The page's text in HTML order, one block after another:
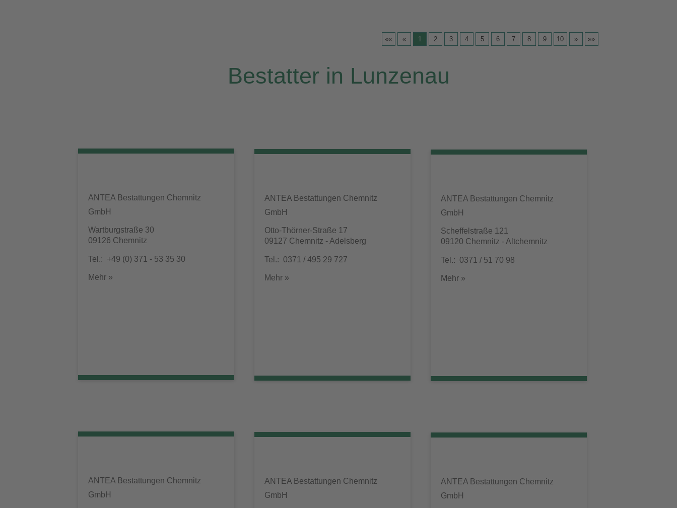
«« « 1 2 3 4 5 6 7 8 9 10 » »»
Bestatter in Lunzenau
ANTEA Bestattungen Chemnitz
GmbH
Wartburgstraße 30
09126 Chemnitz
Tel.: +49 (0) 371 - 53 35 30
Mehr »
ANTEA Bestattungen Chemnitz
GmbH
Otto-Thörner-Straße 17
09127 Chemnitz - Adelsberg
Tel.: 0371 / 495 29 727
Mehr »
ANTEA Bestattungen Chemnitz
GmbH
Scheffelstraße 121
09120 Chemnitz - Altchemnitz
Tel.: 0371 / 51 70 98
Mehr »
ANTEA Bestattungen Chemnitz
GmbH
ANTEA Bestattungen Chemnitz
GmbH
ANTEA Bestattungen Chemnitz
GmbH